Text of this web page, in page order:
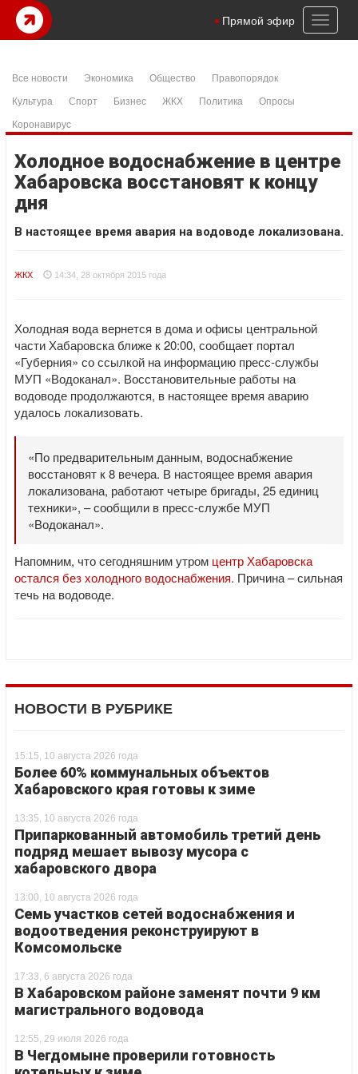
Toggle
Прямой эфир
Все новости Экономика Общество
Правопорядок
Культура
Спорт Бизнес ЖКХ Политика
Опросы
Коронавирус
Холодное водоснабжение в центре
Хабаровска восстановят к концу
дня
В настоящее время авария на водоводе локализована.
ЖКХ 14:34, 28 октября 2015 года
Холодная вода вернется в дома и офисы центральной
части Хабаровска ближе к 20:00, сообщает портал
«Губерния» со ссылкой на информацию пресс-службы
МУП «Водоканал». Восстановительные работы на
водоводе продолжаются, в настоящее время аварию
удалось локализовать.
«По предварительным данным, водоснабжение
восстановят к 8 вечера. В настоящее время авария
локализована, работают четыре бригады, 25 единиц
техники», – сообщили в пресс-службе МУП
«Водоканал».
Напомним, что сегодняшним утром центр Хабаровска
остался без холодного водоснабжения. Причина – сильная
течь на водоводе.
НОВОСТИ В РУБРИКЕ
15:15, 10 августа 2026 года
Более 60% коммунальных объектов
Хабаровского края готовы к зиме
13:35, 10 августа 2026 года
Припаркованный автомобиль третий день
подряд мешает вывозу мусора с
хабаровского двора
13:00, 10 августа 2026 года
Семь участков сетей водоснабжения и
водоотведения реконструируют в
Комсомольске
17:33, 6 августа 2026 года
В Хабаровском районе заменят почти 9 км
магистрального водовода
12:55, 29 июля 2026 года
В Чегдомыне проверили готовность